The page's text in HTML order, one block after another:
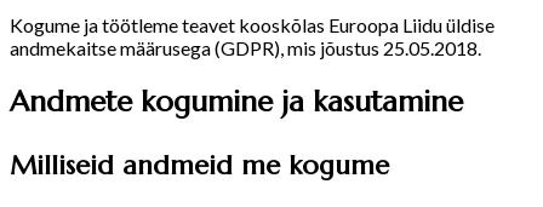
Kogume ja töötleme teavet kooskõlas Euroopa Liidu üldise
andmekaitse määrusega (GDPR), mis jõustus 25.05.2018.
Andmete kogumine ja kasutamine
Milliseid andmeid me kogume